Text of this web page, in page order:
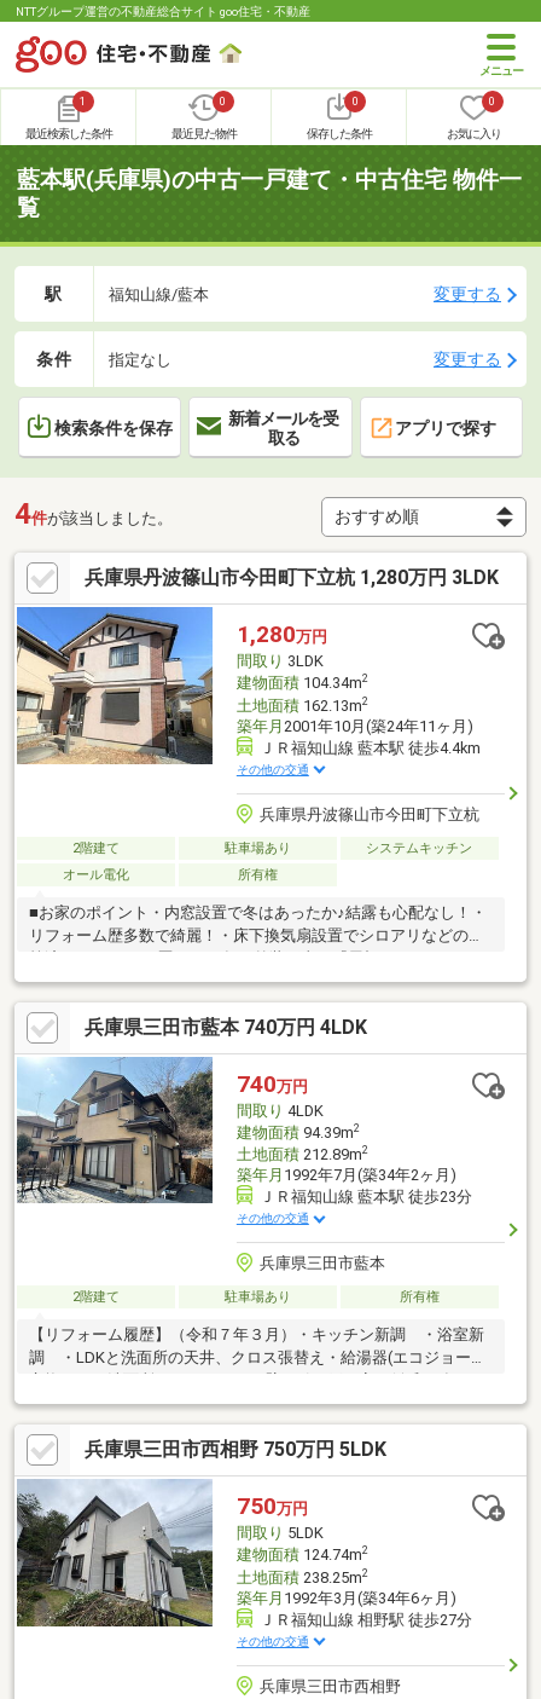
NTTグループ運営の不動産総合サイト goo住宅・不動産
1
最近検索した条件
0
最近見た物件
0
保存した条件
0
お気に入り
藍本駅(兵庫県)の中古一戸建て・中古住宅 物件一
覧
駅 福知山線/藍本 変更する
条件 指定なし 変更する
検索条件を保存
新着メールを受
取る
アプリで探す
4件が該当しました。
兵庫県丹波篠山市今田町下立杭 1,280万円 3LDK
1,280万円
間取り 3LDK
建物面積104.34m2
土地面積162.13m2
築年月 2001年10月(築24年11ヶ月)
ＪＲ福知山線 藍本駅 徒歩4.4km
その他の交通
兵庫県丹波篠山市今田町下立杭
2階建て 駐車場あり
システムキッチン
オール電化
所有権
■お家のポイント・内窓設置で冬はあったか♪結露も心配なし！・
リフォーム歴多数で綺麗！・床下換気扇設置でシロアリなどの対
鋼板カバー工法』『外壁／高耐久 石調塗料吹き付け工事』・
2022年 １Fトイレ改修工事・2023年 床下工事 『床下換気シス
テム／タービンブロワー設置済み』・2025年 システムキッチン
入れ替え/ユニットバス入れ替え工事/洗面化粧台入れ替え工事・
2026年 窓断熱工事 『樹脂サッシ内窓／インプラス＋アルゴン
ガス入りグリーンガラス』お気軽にお問合せ下さい！
兵庫県三田市藍本 740万円 4LDK
740万円
間取り 4LDK
建物面積94.39m2
土地面積212.89m2
築年月 1992年7月(築34年2ヶ月)
ＪＲ福知山線 藍本駅 徒歩23分
その他の交通
兵庫県三田市藍本
2階建て 駐車場あり 所有権
【リフォーム履歴】（令和７年３月）・キッチン新調 ・浴室新
調 ・LDKと洗面所の天井、クロス張替え・給湯器(エコジョーズ)
月)・トイレ新調、バルコニー防水工事(令和５年８月)・雨樋交換
陽当たりの良い広いお庭で家庭菜園なども楽しめれます♪シャッタ
ー付きの掘り込みガレージは大切な愛車を雨風から守れます♪趣味
の用品なども保管できるガレージです♪■リフォームも弊社にて工
事可能！中古物件の紹介から購入、リフォームまですべて弊社で
おまとめ完結対応致します。中古戸建の下見や購入検討時、気に
なった点があった際ご相談くださ
兵庫県三田市西相野 750万円 5LDK
750万円
間取り 5LDK
建物面積124.74m2
土地面積238.25m2
築年月 1992年3月(築34年6ヶ月)
ＪＲ福知山線 相野駅 徒歩27分
その他の交通
兵庫県三田市西相野